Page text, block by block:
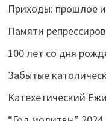
Приходы: прошлое
Памяти
100 лет со дня
Забытые
Катехетический